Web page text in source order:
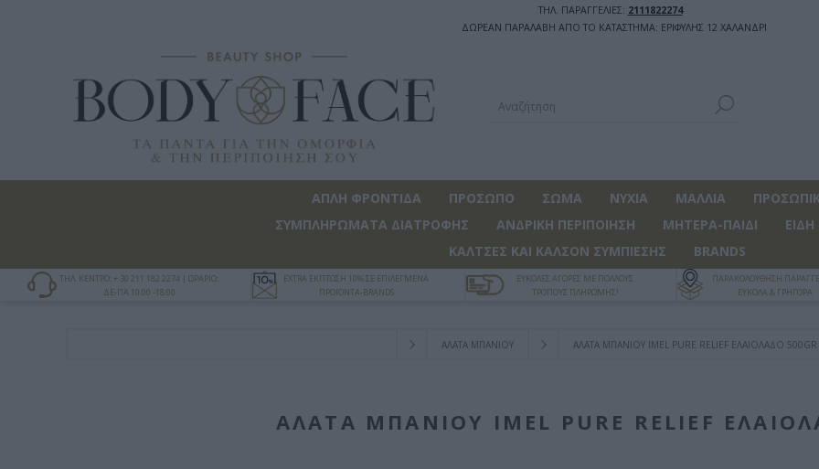
ΤΗΛ. ΠΑΡΑΓΓΕΛΙΕΣ: 2111822274
ΔΩΡΕΑΝ ΠΑΡΑΛΑΒΗ ΑΠΟ ΤΟ ΚΑΤΑΣΤΗΜΑ: ΕΡΙΦΥΛΗΣ 12 ΧΑΛΑΝΔΡΙ
ΑΠΛΗ ΦΡΟΝΤΙΔΑ ΠΡΟΣΩΠΟ ΣΩΜΑ ΝΥΧΙΑ ΜΑΛΛΙΑ
ΣΥΜΠΛΗΡΩΜΑΤΑ ΔΙΑΤΡΟΦΗΣ
ΑΝΔΡΙΚΗ ΠΕΡΙΠΟΙΗΣΗ ΜΗΤΕΡΑ-ΠΑΙΔΙ
ΚΑΛΤΣΕΣ ΚΑΙ ΚΑΛΣΟΝ ΣΥΜΠΙΕΣΗΣ
BRANDS
ΤΗΛ. ΚΕΝΤΡΟ: + 30 211 182 2274 | ΩΡΑΡΙΟ:
ΔΕ-ΠΑ 10:00 -18:00
EXTRA ΕΚΠΤΩΣΗ 10% ΣΕ ΕΠΙΛΕΓΜΕΝΑ
ΠΡΟΪΟΝΤΑ-BRANDS
ΕΥΚΟΛΕΣ ΑΓΟΡΕΣ ΜΕ ΠΟΛΛΟΥΣ
ΤΡΟΠΟΥΣ ΠΛΗΡΩΜΗΣ!
ΠΑΡΑΚΟΛΟΥΘΗΣΗ
ΕΥΚΟΛΑ & ΓΡΗΓΟΡΑ
ΑΛΑΤΑ ΜΠΑΝΙΟΥ ΆΛΑΤΑ ΜΠΆΝΙΟΥ IMEL PURE RELIEF ΕΛΑΙΌΛΑΔΟ 500GR
ΆΛΑΤΑ ΜΠΆΝΙΟΥ IMEL PURE RELIEF